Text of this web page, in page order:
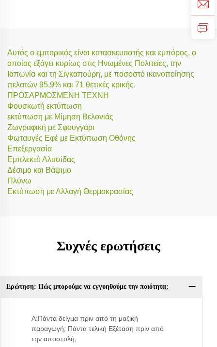
Αυτός ο εμπορικός είναι κατασκευαστής και εμπόρος, ο
οποίος εξάγει κυρίως στις Ηνωμένες Πολιτείες, την
Ιαπωνία και τη Σιγκαπούρη, με ποσοστό ικανοποίησης
πελατών 95,9% και 71 θετικές κρικής.
ΠΡΟΣΑΡΜΟΣΜΕΝΗ ΤΕΧΝΗ
Φουσκωτή εκτύπωση
εκτύπωση με Μίμηση Βελονιάς
Ζωγραφική με Σφουγγάρι
Φωταυγές Εφέ με Εκτύπωση Οθόνης
Επεξεργασία
Εμπλεκτό Αλυσίδας
Δέσιμο και Βάψιμο
Πλύνω
Εκτύπωση με Αλλαγή Θερμοκρασίας
Συχνές ερωτήσεις
Ερώτηση: Πώς μπορούμε να εγγυηθούμε την ποιότητα;
A:Πάντα δείγμα πριν από τη μαζική
παραγωγή; Πάντα τελική Εξέταση πριν από
την αποστολή;